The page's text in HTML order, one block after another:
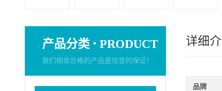
产品分类 · PRODUCT
我们相信合格的产品是信誉的保证！
详细
品牌